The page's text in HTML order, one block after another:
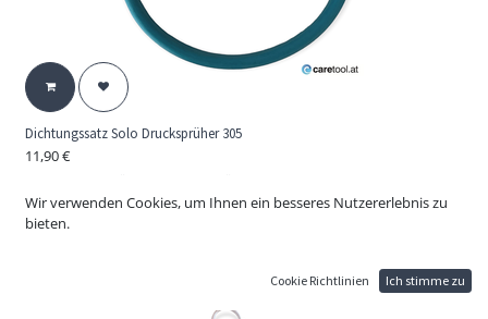
Dichtungssatz Solo Drucksprüher 305
11,90€
Original Solo Ersatzteil (OEM) Bild 4,8 und 9 ; siehe Anhang
Explosionszeichnung
Wir verwenden Cookies, um Ihnen ein besseres Nutzererlebnis zu
bieten.
Cookie Richtlinien Ich stimme zu